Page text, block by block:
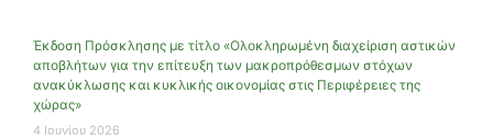
Έκδοση Πρόσκλησης με τίτλο «Ολοκληρωμένη διαχείριση αστικών
αποβλήτων για την επίτευξη των μακροπρόθεσμων στόχων
ανακύκλωσης και κυκλικής οικονομίας στις Περιφέρειες της
χώρας»
4 Ιουνίου 2026